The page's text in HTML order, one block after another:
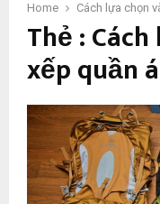
Home Cách lựa chọn
Thẻ :
xếp quần